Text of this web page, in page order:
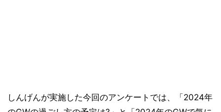
しんげんが実施した今回のアンケートでは、「2024年